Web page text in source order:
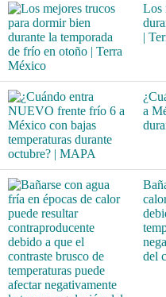
Los
|
a
del